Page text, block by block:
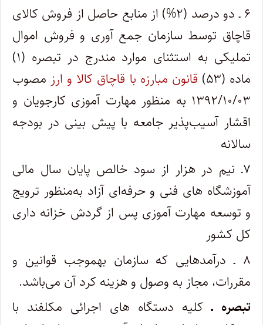
۶ ـ دو درصد (۲%) از منابع حاصل از فروش کالای
قاچاق توسط سازمان جمع ­آوری و فروش اموال
تملیکی به استثنای موارد مندرج در تبصره (۱)
ماده (۵۳)
قانون مبارزه با قاچاق کالا و ارز مصوب
۱۳۹۲/۱۰/۰۳ به منظور مهارت ­آموزی کارجویان و
اقشار آسیب‌پذیر جامعه با پیش ­بینی در بودجه
سالانه
۷ـ نیم در هزار از سود خالص پایان سال مالی
‌آموزشگاه های فنی و حرفه‌ای آزاد ‌‌به‌منظور ترویج
و توسعه مهارت ­آموزی پس از گردش خزانه­ داری
کل کشور
۸ ـ درآمدهایی که سازمان به­موجب قوانین و
مقررات، مجاز به وصول و هزینه ­کرد آن می‌باشد.
تبصره ـ کلیه دستگاه های اجرائی مکلفند با